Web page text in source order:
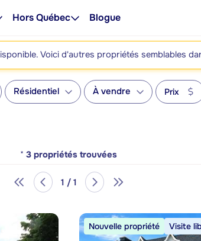
Hors Québec Blogue
Voici d'autres propriétés semblables
Résidentiel À vendre Prix
* 3 propriétés trouvées
1 / 1
Nouvelle propriété Visite